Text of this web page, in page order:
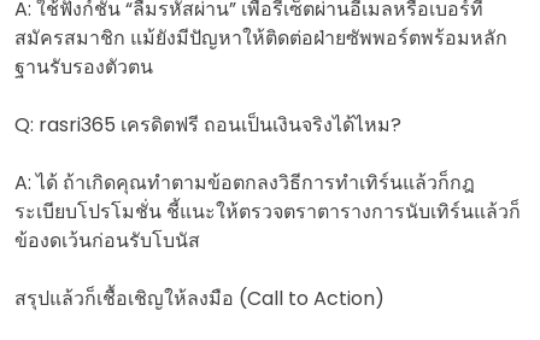
A: ใช้ฟังก์ชัน “ลืมรหัสผ่าน” เพื่อรีเซ็ตผ่านอีเมลหรือเบอร์ที่
สมัครสมาชิก แม้ยังมีปัญหาให้ติดต่อฝ่ายซัพพอร์ตพร้อมหลัก
ฐานรับรองตัวตน
Q: rasri365 เครดิตฟรี ถอนเป็นเงินจริงได้ไหม?
A: ได้ ถ้าเกิดคุณทำตามข้อตกลงวิธีการทำเทิร์นแล้วก็กฎ
ระเบียบโปรโมชั่น ชี้แนะให้ตรวจตราตารางการนับเทิร์นแล้วก็
ข้องดเว้นก่อนรับโบนัส
สรุปแล้วก็เชื้อเชิญให้ลงมือ (Call to Action)